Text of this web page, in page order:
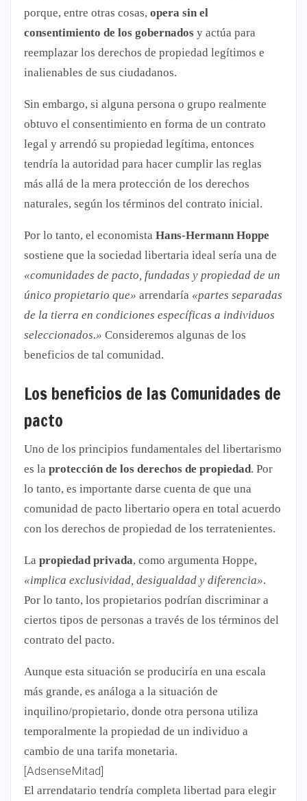
porque, entre otras cosas, opera sin el
consentimiento de los gobernados y actúa para
reemplazar los derechos de propiedad legítimos e
inalienables de sus ciudadanos.
Sin embargo, si alguna persona o grupo realmente
obtuvo el consentimiento en forma de un contrato
legal y arrendó su propiedad legítima, entonces
tendría la autoridad para hacer cumplir las reglas
más allá de la mera protección de los derechos
naturales, según los términos del contrato inicial.
Por lo tanto, el economista Hans-Hermann Hoppe
sostiene que la sociedad libertaria ideal sería una de
«comunidades de pacto, fundadas y propiedad de un
único propietario que» arrendaría «partes separadas
de la tierra en condiciones específicas a individuos
seleccionados.» Consideremos algunas de los
beneficios de tal comunidad.
Los beneficios de las Comunidades de
pacto
Uno de los principios fundamentales del libertarismo
es la protección de los derechos de propiedad. Por
lo tanto, es importante darse cuenta de que una
comunidad de pacto libertario opera en total acuerdo
con los derechos de propiedad de los terratenientes.
La propiedad privada, como argumenta Hoppe,
«implica exclusividad, desigualdad y diferencia».
Por lo tanto, los propietarios podrían discriminar a
ciertos tipos de personas a través de los términos del
contrato del pacto.
Aunque esta situación se produciría en una escala
más grande, es análoga a la situación de
inquilino/propietario, donde otra persona utiliza
temporalmente la propiedad de un individuo a
cambio de una tarifa monetaria.
[AdsenseMitad]
El arrendatario tendría completa libertad para elegir